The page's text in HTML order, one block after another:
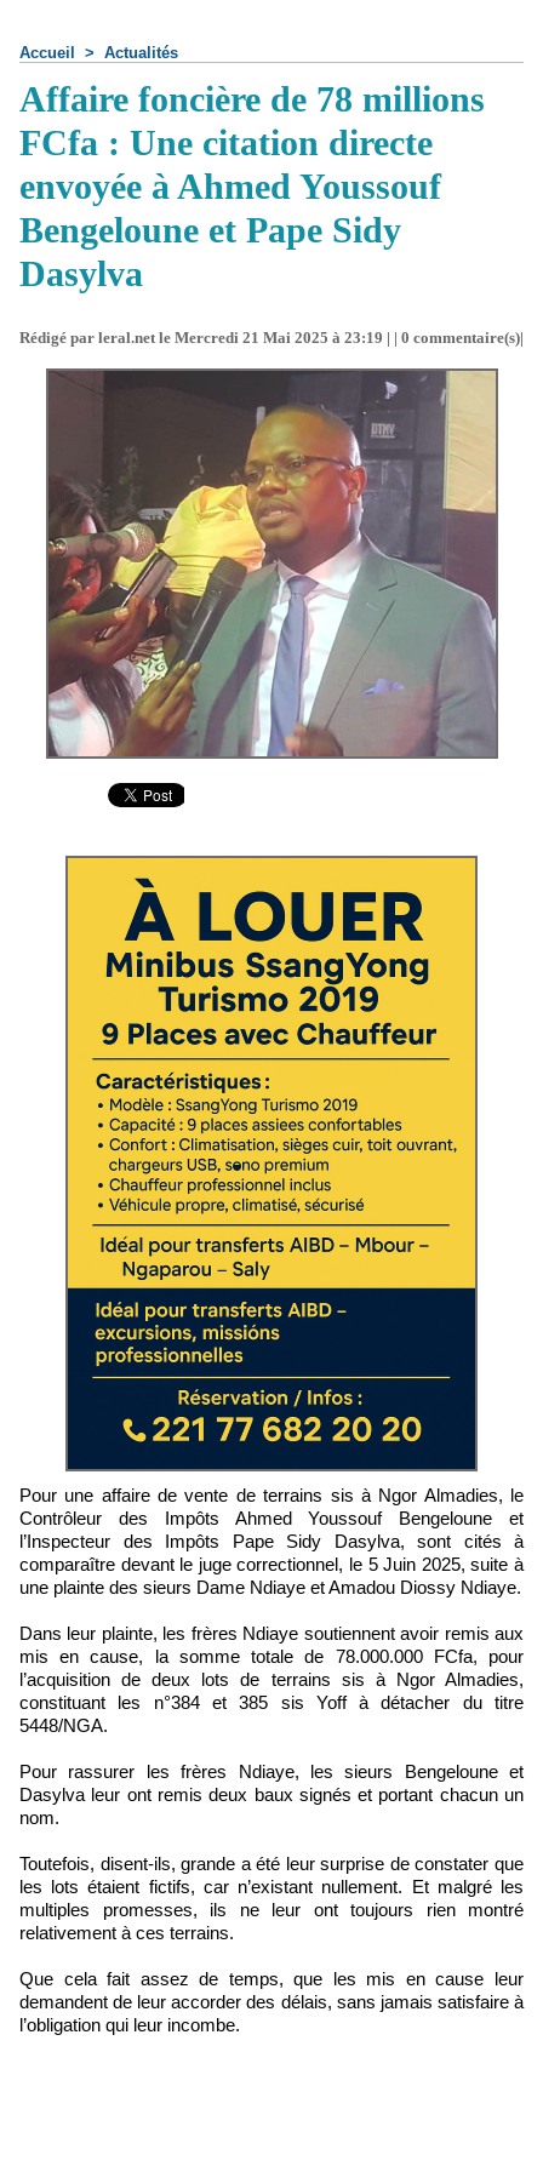
Accueil > Actualités
Affaire foncière de 78 millions
FCfa : Une citation directe
envoyée à Ahmed Youssouf
Bengeloune et Pape Sidy
Dasylva
Rédigé par leral.net le Mercredi 21 Mai 2025 à 23:19 | | 0 commentaire(s)|
Pour une affaire de vente de terrains sis à Ngor Almadies, le
Contrôleur des Impôts Ahmed Youssouf Bengeloune et
l’Inspecteur des Impôts Pape Sidy Dasylva, sont cités à
comparaître devant le juge correctionnel, le 5 Juin 2025, suite à
une plainte des sieurs Dame Ndiaye et Amadou Diossy Ndiaye.
Dans leur plainte, les frères Ndiaye soutiennent avoir remis aux
mis en cause, la somme totale de 78.000.000 FCfa, pour
l’acquisition de deux lots de terrains sis à Ngor Almadies,
constituant les n°384 et 385 sis Yoff à détacher du titre
5448/NGA.
Pour rassurer les frères Ndiaye, les sieurs Bengeloune et
Dasylva leur ont remis deux baux signés et portant chacun un
nom.
Toutefois, disent-ils, grande a été leur surprise de constater que
les lots étaient fictifs, car n’existant nullement. Et malgré les
multiples promesses, ils ne leur ont toujours rien montré
relativement à ces terrains.
Que cela fait assez de temps, que les mis en cause leur
demandent de leur accorder des délais, sans jamais satisfaire à
l’obligation qui leur incombe.